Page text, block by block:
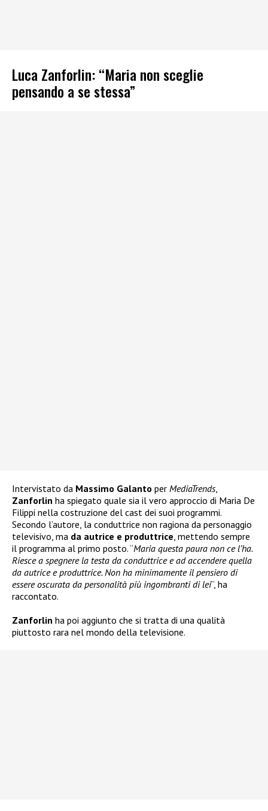
Luca Zanforlin: “Maria non sceglie
pensando a se stessa”
Intervistato da Massimo Galanto per MediaTrends,
Zanforlin ha spiegato quale sia il vero approccio di Maria De
Filippi nella costruzione del cast dei suoi programmi.
Secondo l’autore, la conduttrice non ragiona da personaggio
televisivo, ma da autrice e produttrice, mettendo sempre
il programma al primo posto. “Maria questa paura non ce l’ha.
Riesce a spegnere la testa da conduttrice e ad accendere quella
da autrice e produttrice. Non ha minimamente il pensiero di
essere oscurata da personalità più ingombranti di lei“, ha
raccontato.
Zanforlin ha poi aggiunto che si tratta di una qualità
piuttosto rara nel mondo della televisione.